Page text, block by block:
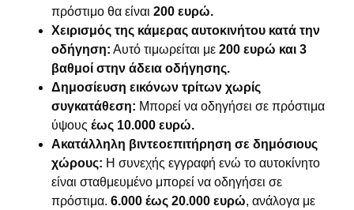
πρόστιμο θα είναι 200 ευρώ.
Χειρισμός της κάμερας αυτοκινήτου κατά την
οδήγηση: Αυτό τιμωρείται με 200 ευρώ και 3
βαθμοί στην άδεια οδήγησης.
Δημοσίευση εικόνων τρίτων χωρίς
συγκατάθεση: Μπορεί να οδηγήσει σε πρόστιμα
ύψους έως 10.000 ευρώ.
Ακατάλληλη βιντεοεπιτήρηση σε δημόσιους
χώρους: Η συνεχής εγγραφή ενώ το αυτοκίνητο
είναι σταθμευμένο μπορεί να οδηγήσει σε
πρόστιμα. 6.000 έως 20.000 ευρώ, ανάλογα με